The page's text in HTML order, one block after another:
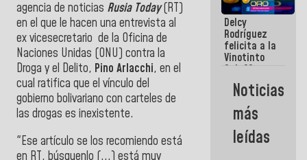
agencia de noticias Rusia Today(RT)
en el que le hacen una entrevista al
ex vicesecretario de la Oficina de
Naciones Unidas (ONU) contra la
Droga y el Delito, Pino Arlacchi, en el
cual ratifica que el vínculo del
gobierno bolivariano con carteles de
las drogas es inexistente.
"Ese artículo se los recomiendo está
en RT, búsquenlo (...) está muy
en el
Aeropuerto
Internacional
de
Maiquetía
Delcy
Rodríguez
felicita a la
Vinotinto
Sub 20
campeona
frente
México Sub
23 en los
Centroamericanos
Noticias
más
leídas